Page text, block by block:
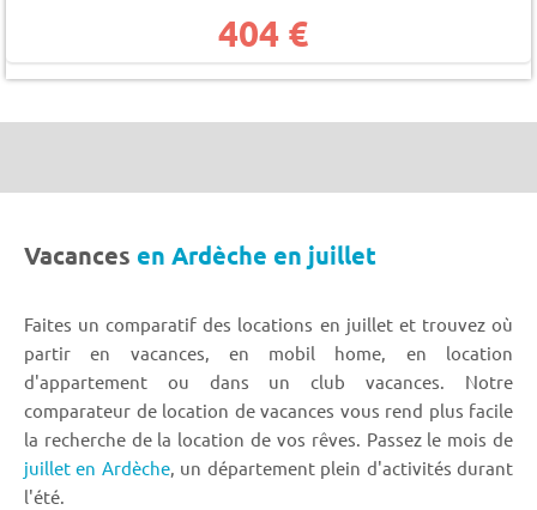
404 €
Vacances en Ardèche en juillet
Faites un comparatif des locations en juillet et trouvez où
partir en vacances, en mobil home, en location
d'appartement ou dans un club vacances. Notre
comparateur de location de vacances vous rend plus facile
la recherche de la location de vos rêves. Passez le mois de
juillet en Ardèche, un département plein d'activités durant
l'été.